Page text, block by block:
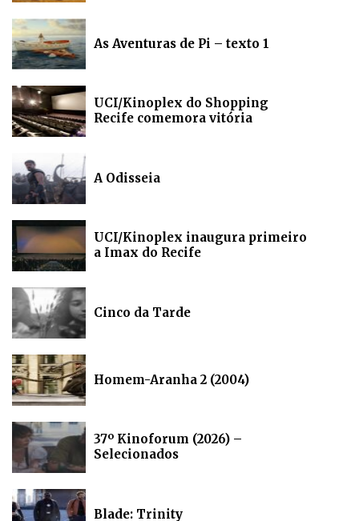
As Aventuras de Pi – texto 1
UCI/Kinoplex do Shopping
Recife comemora vitória
A Odisseia
UCI/Kinoplex inaugura primeiro
a Imax do Recife
Cinco da Tarde
Homem-Aranha 2 (2004)
37º Kinoforum (2026) –
Selecionados
Blade: Trinity